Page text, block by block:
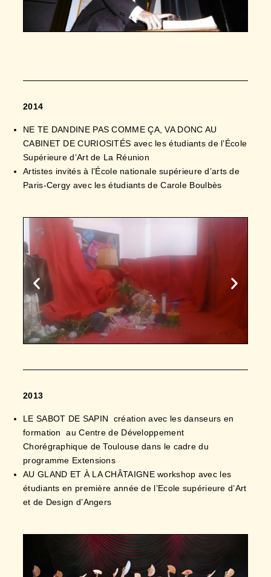
2014
NE TE DANDINE PAS COMME ÇA, VA DONC AU
Supérieure d’Art de La Réunion
Artistes invités à l’École nationale supérieure d’arts de
Paris-Cergy avec les étudiants de Carole Boulbès
2013
LE SABOT DE SAPIN création avec les danseurs en
Chorégraphique de Toulouse dans le cadre du
programme Extensions
AU GLAND ET À LA CHÂTAIGNE workshop avec les
étudiants en première année de l’Ecole supérieure d’Art
et de Design d’Angers